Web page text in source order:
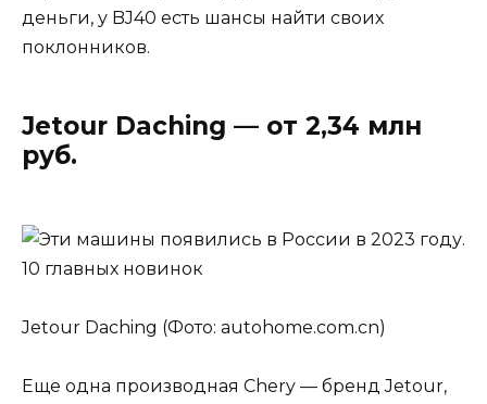
деньги, у BJ40 есть шансы найти своих
поклонников.
Jetour Daching — от 2,34 млн
руб.
Jetour Daching (Фото: autohome.com.cn)
Еще одна производная Chery — бренд Jetour,